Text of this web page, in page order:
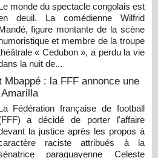
monde du spectacle congolais est
deuil. La comédienne Wilfrid
figure montante de la scène
et membre de la troupe
« Cedubon », a perdu la vie
la nuit de...
: la FFF annonce une
Fédération française de football
a décidé de porter l'affaire
la justice après les propos à
raciste attribués à la
paraguayenne Celeste